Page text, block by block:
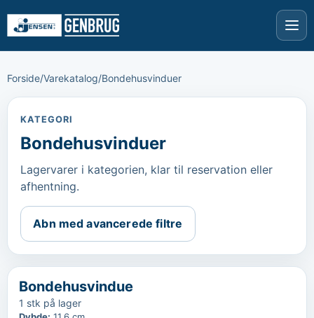
Forside/Varekatalog/Bondehusvinduer
KATEGORI
Bondehusvinduer
Lagervarer i kategorien, klar til reservation eller
afhentning.
Abn med avancerede filtre
‹
Bondehusvindue
1 stk på lager